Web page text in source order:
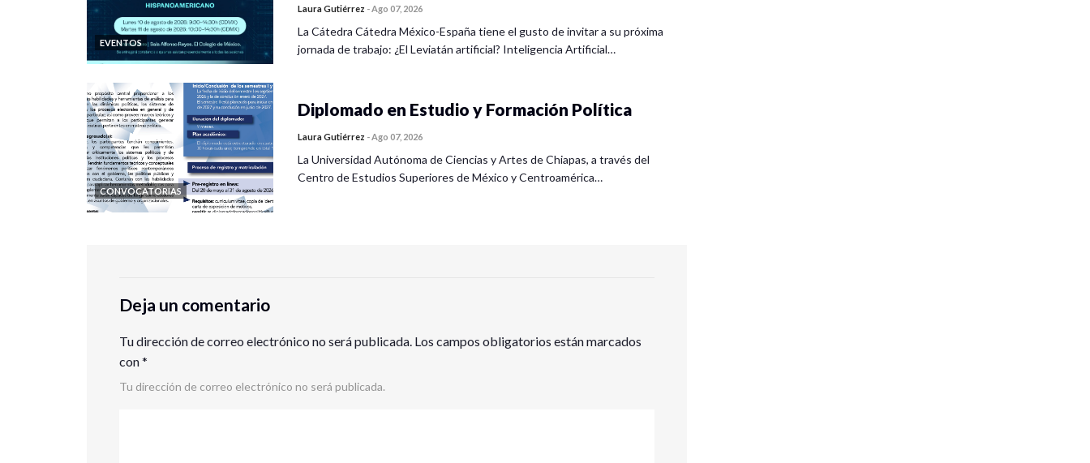
EVENTOS
Laura Gutiérrez -Ago 07, 2026
La Cátedra Cátedra México-España tiene el gusto de invitar a su próxima
jornada de trabajo: ¿El Leviatán artificial? Inteligencia Artificial…
CONVOCATORIAS
Diplomado en Estudio y Formación Política
Laura Gutiérrez -Ago 07, 2026
La Universidad Autónoma de Ciencias y Artes de Chiapas, a través del
Centro de Estudios Superiores de México y Centroamérica…
Deja un comentario
Tu dirección de correo electrónico no será publicada. Los campos obligatorios están marcados
con*
Tu dirección de correo electrónico no será publicada.